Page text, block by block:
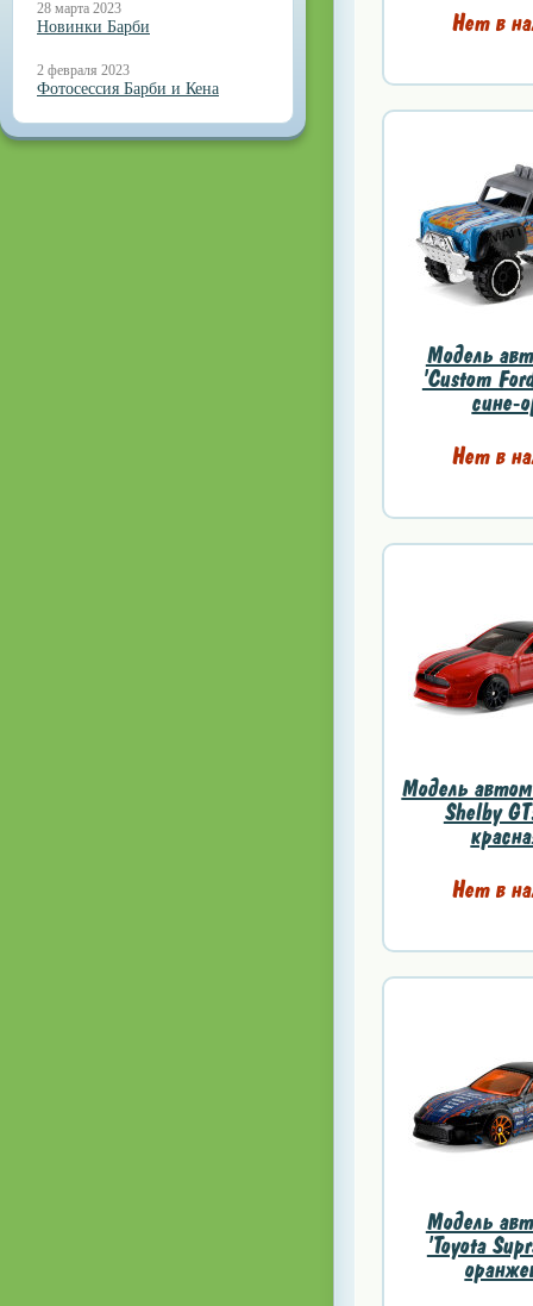
28 марта 2023
Новинки Барби
2 февраля 2023
Фотосессия Барби и Кена
Нет в
Модель
'Custom
сине-
Нет в
Модель
Shelby
Нет в
Модель
'Toyota